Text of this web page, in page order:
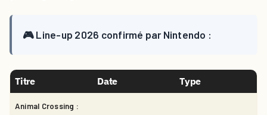
🎮 Line-up 2026 confirmé par Nintendo :
Titre Date Type
Animal Crossing :